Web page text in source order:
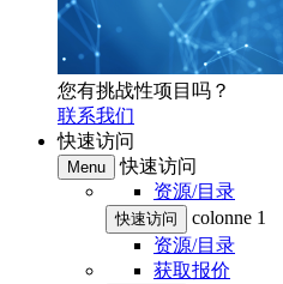
您有挑战性项目吗？
联系我们
快速访问
Menu
快速访问
资源/目录
快速访问
colonne 1
资源/目录
获取报价